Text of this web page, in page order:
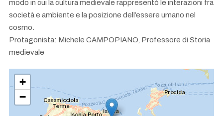
modo in cui la cultura medievale rappresentò le interazioni fra
società e ambiente e la posizione dell’essere umano nel
cosmo.
Protagonista: Michele CAMPOPIANO, Professore di Storia
medievale
+
−